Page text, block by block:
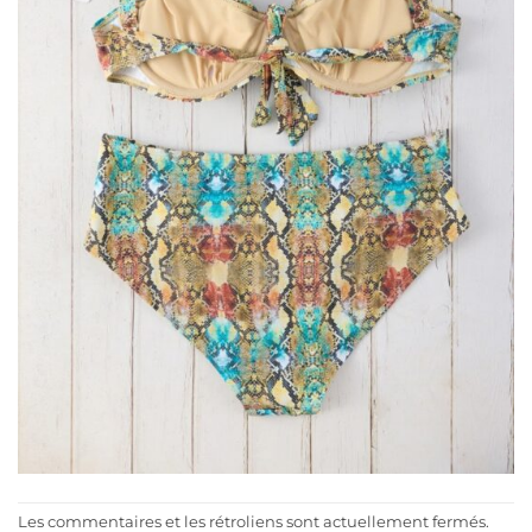
Les commentaires et les rétroliens sont actuellement fermés.